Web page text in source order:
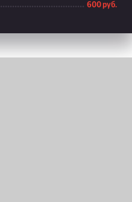
600 руб.